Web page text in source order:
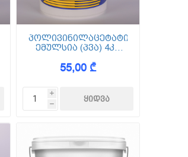
პოლივინილაცეტატის
ემულსია (პვა) 4კგ
55,00 ₾
i
h